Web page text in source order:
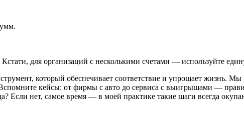
для организаций с несколькими счетами — используйте
который обеспечивает соответствие и упрощает жизнь.
кейсы: от фирмы с авто до сервиса с выигрышами —
Если нет, самое время — в моей практике такие шаги всегда